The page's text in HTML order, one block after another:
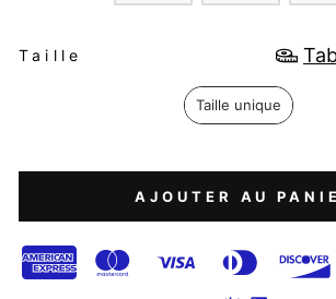
Taille
Taille unique
AJOUTER AU